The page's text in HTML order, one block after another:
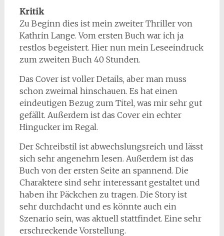
Kritik
Zu Beginn dies ist mein zweiter Thriller von
Kathrin Lange. Vom ersten Buch war ich ja
restlos begeistert. Hier nun mein Leseeindruck
zum zweiten Buch 40 Stunden.
Das Cover ist voller Details, aber man muss
schon zweimal hinschauen. Es hat einen
eindeutigen Bezug zum Titel, was mir sehr gut
gefällt. Außerdem ist das Cover ein echter
Hingucker im Regal.
Der Schreibstil ist abwechslungsreich und lässt
sich sehr angenehm lesen. Außerdem ist das
Buch von der ersten Seite an spannend. Die
Charaktere sind sehr interessant gestaltet und
haben ihr Päckchen zu tragen. Die Story ist
sehr durchdacht und es könnte auch ein
Szenario sein, was aktuell stattfindet. Eine sehr
erschreckende Vorstellung.